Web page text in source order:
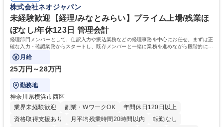
待され。組織を支えるスペシャリストとして、チームに貢献し、結果的に
社員から頼られる存在になることができます。平均19:30の退勤以降の業
務の持ち帰りも禁止されており、メリハリのある働き方となります。 学
歴・資格 学歴：大学院 大学 高専 短大 語学力： 資格：
株式会社ネオジャパン
未経験歓迎【経理/みなとみらい】プライム上場/残業ほ
ぼなし/年休123日 管理会計
経理部門メンバーとして、仕訳入力や振込業務などの経理事務を中心にお任せ。まずは正
確な入力・確認業務からスタートし、既存メンバーと一緒に業務を進めながら段階的に経
理知識を身につけていただきます。
月給
25万円～28万円
勤務地
神奈川県横浜市西区
業界未経験歓迎
副業・WワークOK
年間休日120日以上
資格取得支援あり
月平均残業時間20時間以内
転勤なし